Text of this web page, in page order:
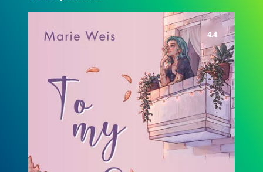
4.5